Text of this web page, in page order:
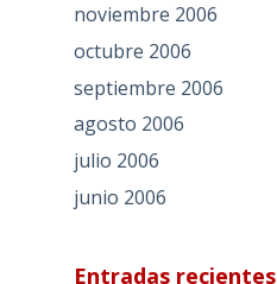
noviembre 2006
octubre 2006
septiembre 2006
agosto 2006
julio 2006
junio 2006
Entradas recientes